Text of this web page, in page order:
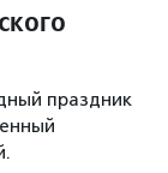
праздник